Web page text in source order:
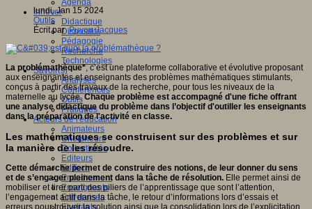
Agenda
Innover
Didactique
Dispositifs
Pédagogie
Recherche
Technologies
Savoir(s)
Analyses
Conférences
Outils
Pratiques
Acteurs de l'éducation
Animateurs
Chercheurs
Collectivités
Editeurs
EdTech
Encadrement
Enseignants
Entreprises
Etudiants
lundi, Jan 15 2024
Outils
Écrit parPuyou Jacques
La problémathèque*, c’est une plateforme collaborative et évolutive proposant
aux enseignantes et enseignants des problèmes mathématiques stimulants,
conçus à partir des travaux de la recherche, pour tous les niveaux de la
maternelle au lycée.Chaque problème est accompagné d'une fiche offrant
une analyse didactique du problème dans l’objectif d'outiller les enseignants
dans la préparation de l'activité en classe.
Les mathématiques se construisent sur des problèmes et sur
la manière de les résoudre.
Cette démarche permet de construire des notions, de leur donner du sens
et de s’engager pleinement dans la tâche de résolution. Elle permet ainsi de
mobiliser et tirer parti des piliers de l’apprentissage que sont l’attention,
l’engagement actif dans la tâche, le retour d’informations lors d’essais et
erreurs pour trouver la solution ainsi que la consolidation lors de l’explicitation